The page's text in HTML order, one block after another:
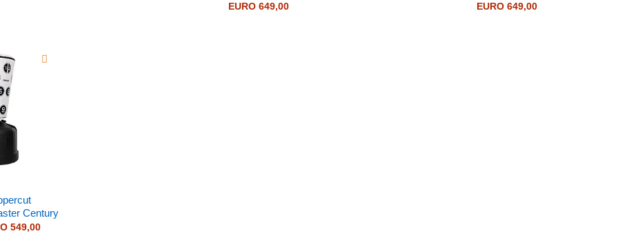
EURO 649,00 EURO 649,00
Century
549,00